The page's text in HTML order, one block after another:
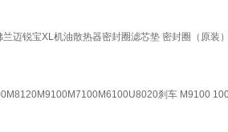
迈锐宝XL机油散热器密封圈滤芯垫 密封圈（原装）
刹车 M9100